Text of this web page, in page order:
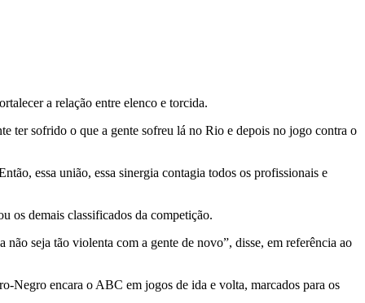
a relação entre elenco e torcida.
ter sofrido o que a gente sofreu lá no Rio e depois no jogo contra o
essa união, essa sinergia contagia todos os profissionais e
os demais classificados da competição.
seja tão violenta com a gente de novo”, disse, em referência ao
Negro encara o ABC em jogos de ida e volta, marcados para os